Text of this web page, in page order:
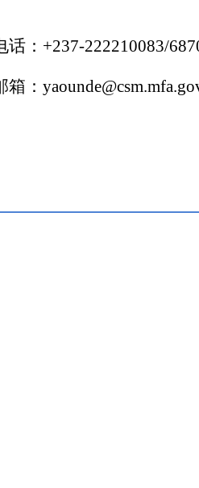
：+237-222210083/
：